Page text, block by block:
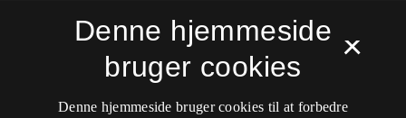
Sprogforum. Tidsskrift for sprog- og
kulturpædagogik
ISSN 0909-9328 (Trykt)
×
Denne hjemmeside
bruger cookies
Denne hjemmeside bruger cookies til at forbedre